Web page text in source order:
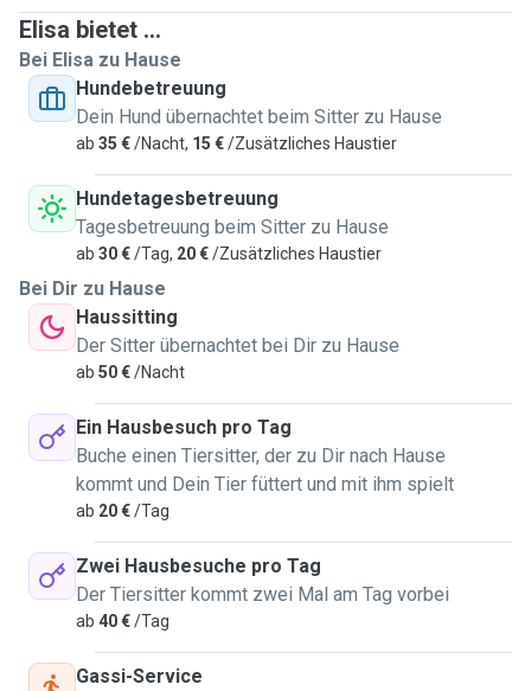
Elisa bietet ...
Bei Elisa zu Hause
Hundebetreuung
Dein Hund übernachtet beim Sitter zu Hause
ab 35 €/Nacht, 15 €/Zusätzliches Haustier
Hundetagesbetreuung
Tagesbetreuung beim Sitter zu Hause
ab 30 €/Tag, 20 €/Zusätzliches Haustier
Bei Dir zu Hause
Haussitting
Der Sitter übernachtet bei Dir zu Hause
ab 50 €/Nacht
Ein Hausbesuch pro Tag
Buche einen Tiersitter, der zu Dir nach Hause
kommt und Dein Tier füttert und mit ihm spielt
ab 20 €/Tag
Zwei Hausbesuche pro Tag
Der Tiersitter kommt zwei Mal am Tag vorbei
ab 40 €/Tag
Gassi-Service